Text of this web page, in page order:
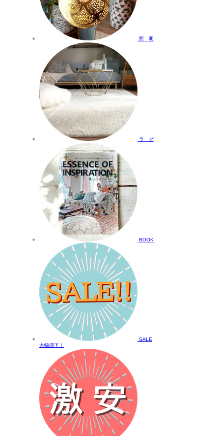
照 明
ラ グ
BOOK
SALE
大幅値下！